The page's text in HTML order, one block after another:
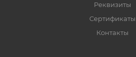
Реквизиты
Сертификаты
Контакты